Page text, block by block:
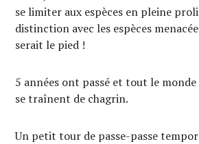
se limiter aux espèces en pleine
distinction avec les espèces
serait le pied !
5 années ont passé et tout le
se traînent de chagrin.
Un petit tour de passe-passe